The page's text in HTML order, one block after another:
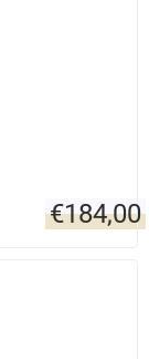
€184,00